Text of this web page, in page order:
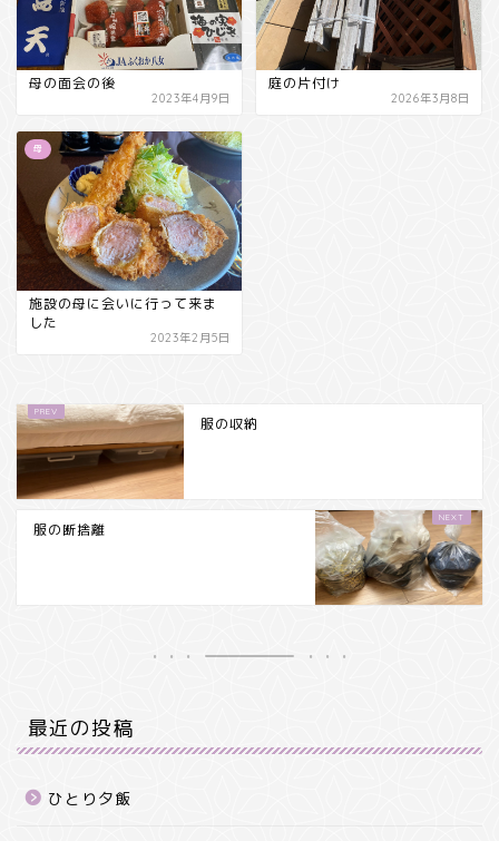
母の面会の後
2023年4月9日
庭の片付け
2026年3月8日
母
施設の母に会いに行って来ま
した
2023年2月5日
服の収納
服の断捨離
最近の投稿
ひとり夕飯